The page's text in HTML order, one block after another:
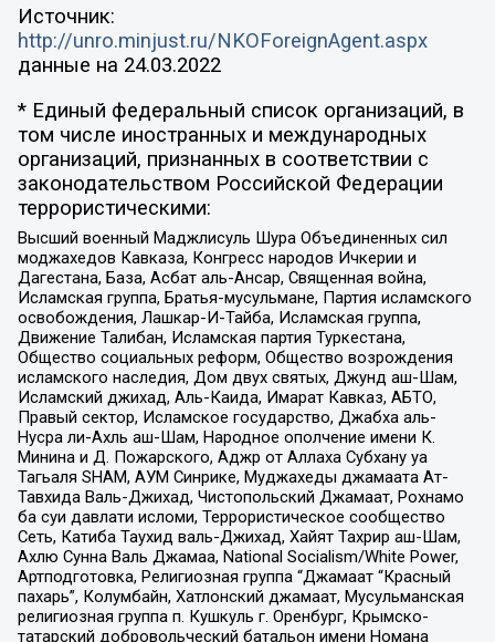
Источник:
http://unro.minjust.ru/NKOForeignAgent.aspx
данные на 24.03.2022
* Единый федеральный список организаций, в
том числе иностранных и международных
организаций, признанных в соответствии с
законодательством Российской Федерации
террористическими:
Высший военный Маджлисуль Шура Объединенных сил
моджахедов Кавказа, Конгресс народов Ичкерии и
Дагестана, База, Асбат аль-Ансар, Священная война,
Исламская группа, Братья-мусульмане, Партия исламского
освобождения, Лашкар-И-Тайба, Исламская группа,
Движение Талибан, Исламская партия Туркестана,
Общество социальных реформ, Общество возрождения
исламского наследия, Дом двух святых, Джунд аш-Шам,
Исламский джихад, Аль-Каида, Имарат Кавказ, АБТО,
Правый сектор, Исламское государство, Джабха аль-
Нусра ли-Ахль аш-Шам, Народное ополчение имени К.
Минина и Д. Пожарского, Аджр от Аллаха Субхану уа
Тагьаля SHAM, АУМ Синрике, Муджахеды джамаата Ат-
Тавхида Валь-Джихад, Чистопольский Джамаат, Рохнамо
ба суи давлати исломи, Террористическое сообщество
Сеть, Катиба Таухид валь-Джихад, Хайят Тахрир аш-Шам,
Ахлю Сунна Валь Джамаа, National Socialism/White Power,
Артподготовка, Религиозная группа “Джамаат “Красный
пахарь”, Колумбайн, Хатлонский джамаат, Мусульманская
религиозная группа п. Кушкуль г. Оренбург, Крымско-
татарский добровольческий батальон имени Номана